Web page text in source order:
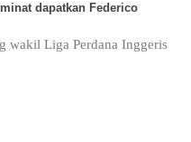
dapatkan Federico
wakil Liga Perdana Inggeris